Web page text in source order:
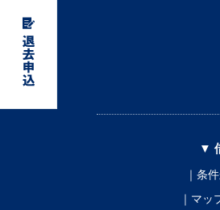
▼
｜条
｜マッ